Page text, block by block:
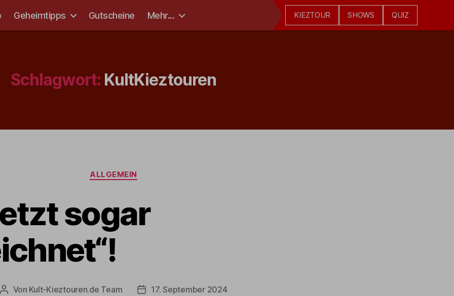
Geheimtipps Gutscheine Mehr... KIEZTOUR SHOWS QUIZ
Schlagwort: KultKieztouren
ALLGEMEIN
sogar
Beitragsautor
Von Kult-Kieztouren.de Team Veröffentlichungsdatum
17. September 2024